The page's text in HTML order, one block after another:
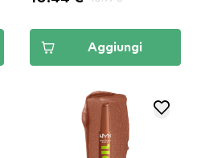
Aggiungi